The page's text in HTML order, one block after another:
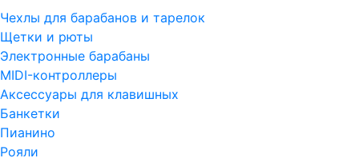
Чехлы для барабанов и тарелок
Щетки и рюты
Электронные барабаны
MIDI-контроллеры
Аксессуары для клавишных
Банкетки
Пианино
Рояли